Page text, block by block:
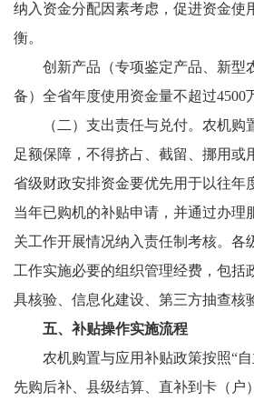
纳入资金分配因素考虑，促进资金使
衡。
创新产品（专项鉴定产品、新型
备）全省年度使用资金量不超过4500
（二）支出责任与兑付。农机
足额保障，不得挤占、截留、挪用或
省级财政安排资金要优先用于以往年
当年已购机的补贴申请，并通过办理
关工作开展情况纳入责任制考核。各
工作实施必要的组织管理经费，包括
具核验、信息化建设、第三方抽查核
五、补贴操作实施流程
农机购置与应用补贴政策按照“自
先购后补、县级结算、直补到卡（户